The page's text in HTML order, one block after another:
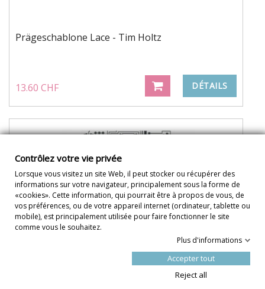
Prägeschablone Lace - Tim Holtz
13.60 CHF DÉTAILS
Contrôlez votre vie privée
Lorsque vous visitez un site Web, il peut stocker ou récupérer des
informations sur votre navigateur, principalement sous la forme de
«cookies». Cette information, qui pourrait être à propos de vous, de
vos préférences, ou de votre appareil internet (ordinateur, tablette ou
mobile), est principalement utilisée pour faire fonctionner le site
comme vous le souhaitez.
Plus d'informations
Accepter tout
Reject all